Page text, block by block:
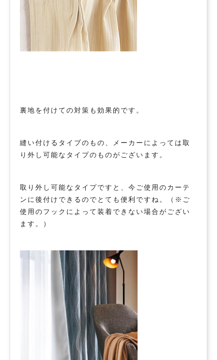
裏地を付けての対策も効果的です。
縫い付けるタイプのもの、メーカーによっては取
り外し可能なタイプのものがございます。
取り外し可能なタイプですと、今ご使用のカーテ
ンに後付けできるのでとても便利ですね。（※ご
使用のフックによって装着できない場合がござい
ます。）